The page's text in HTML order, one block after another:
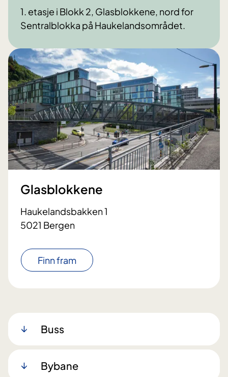
1. etasje i Blokk 2, Glasblokkene, nord for
Sentralblokka på Haukelandsområdet.
Glasblokkene
Haukelandsbakken 1
5021 Bergen
Finn fram
Buss
Bybane